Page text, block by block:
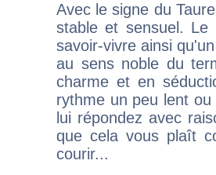
Avec le signe du
stable et sensuel.
savoir-vivre ainsi
au sens noble du
charme et en
rythme un peu lent
lui répondez avec
que cela vous plaît
courir...